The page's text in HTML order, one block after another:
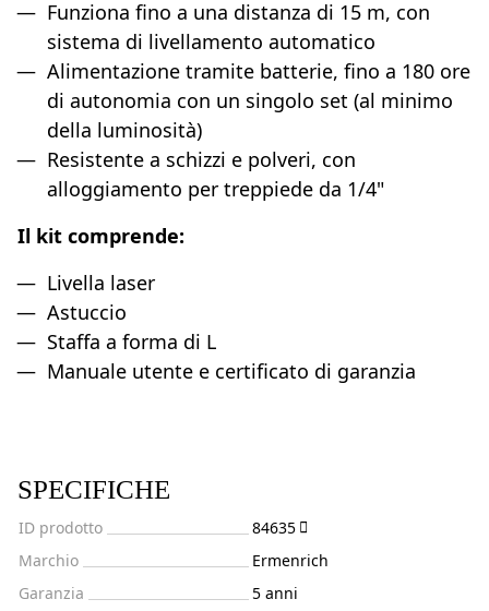
Funziona fino a una distanza di 15 m, con
sistema di livellamento automatico
Alimentazione tramite batterie, fino a 180 ore
di autonomia con un singolo set (al minimo
della luminosità)
Resistente a schizzi e polveri, con
alloggiamento per treppiede da 1/4"
Il kit comprende:
Livella laser
Astuccio
Staffa a forma di L
Manuale utente e certificato di garanzia
SPECIFICHE
ID prodotto
84635
Marchio
Ermenrich
Garanzia
5 anni